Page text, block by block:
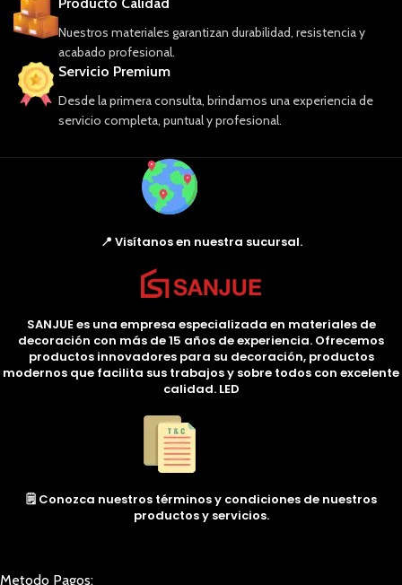
Nuestros materiales garantizan durabilidad, resistencia y
acabado profesional.
Servicio Premium
Desde la primera consulta, brindamos una experiencia de
servicio completa, puntual y profesional.
📍 Visítanos en nuestra sucursal.
SANJUE es una empresa especializada en materiales de
decoración con más de 15 años de experiencia. Ofrecemos
productos innovadores para su decoración, productos
modernos que facilita sus trabajos y sobre todos con excelente
calidad. LED
🗒️ Conozca nuestros términos y condiciones de nuestros
productos y servicios.
Metodo Pagos: